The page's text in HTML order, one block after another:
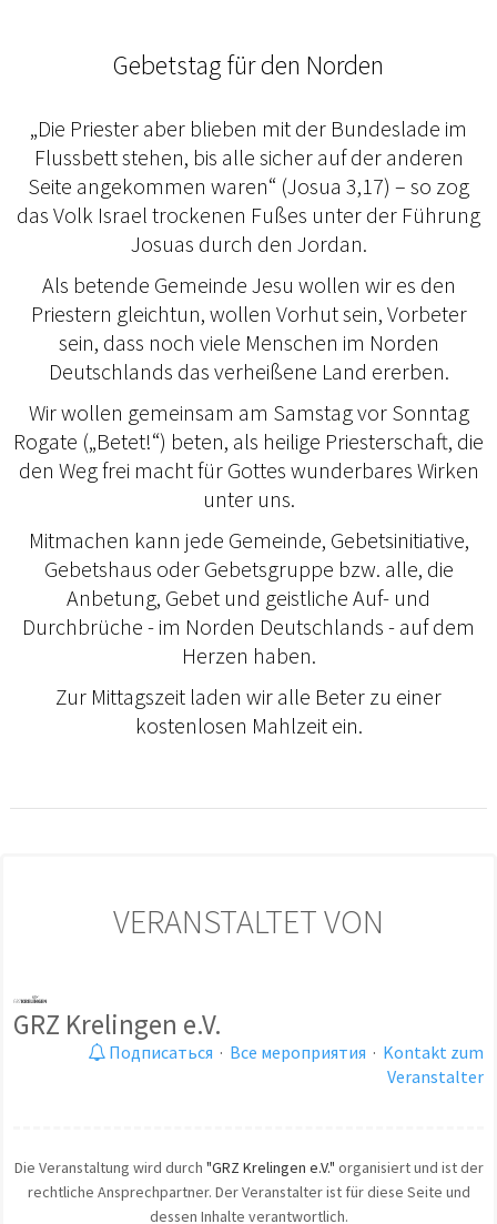
Gebetstag für den Norden
„Die Priester aber blieben mit der Bundeslade im
Flussbett stehen, bis alle sicher auf der anderen
Seite angekommen waren“ (Josua 3,17) – so zog
das Volk Israel trockenen Fußes unter der Führung
Josuas durch den Jordan.
Als betende Gemeinde Jesu wollen wir es den
Priestern gleichtun, wollen Vorhut sein, Vorbeter
sein, dass noch viele Menschen im Norden
Deutschlands das verheißene Land ererben.
Wir wollen gemeinsam am Samstag vor Sonntag
Rogate („Betet!“) beten, als heilige Priesterschaft, die
den Weg frei macht für Gottes wunderbares Wirken
unter uns.
Mitmachen kann jede Gemeinde, Gebetsinitiative,
Gebetshaus oder Gebetsgruppe bzw. alle, die
Anbetung, Gebet und geistliche Auf- und
Durchbrüche - im Norden Deutschlands - auf dem
Herzen haben.
Zur Mittagszeit laden wir alle Beter zu einer
kostenlosen Mahlzeit ein.
VERANSTALTET VON
GRZ Krelingen e.V.
Подписаться · Все мероприятия · Kontakt zum
Veranstalter
Die Veranstaltung wird durch "GRZ Krelingen e.V." organisiert und ist der
rechtliche Ansprechpartner. Der Veranstalter ist für diese Seite und
dessen Inhalte verantwortlich.